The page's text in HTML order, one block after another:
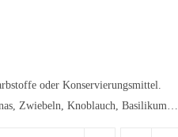
oder Konservierungsmittel.
Zwiebeln, Knoblauch, Basilikum…